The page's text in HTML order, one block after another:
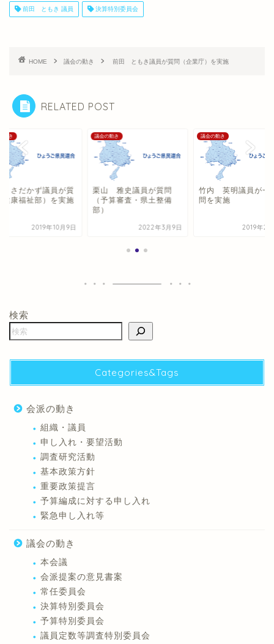
前田 ともき 議員 決算特別委員会
HOME 議会の動き 前田 ともき議員が質問（企業庁）を実施
RELATED POST
動き
さだかず議員が質
健康福祉部）を実施
2019年10月9日
議会の動き
栗山 雅史議員が質問
（予算審査・県土整備
部）
2022年3月9日
議会の動き
竹内 英明議員が一
問を実施
2019年2
検索
Categories&Tags
会派の動き
組織・議員
申し入れ・要望活動
調査研究活動
基本政策方針
重要政策提言
予算編成に対する申し入れ
緊急申し入れ等
議会の動き
本会議
会派提案の意見書案
常任委員会
決算特別委員会
予算特別委員会
議員定数等調査特別委員会